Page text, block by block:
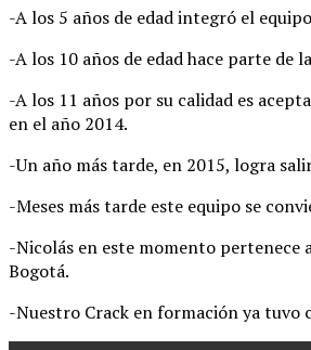
-A los 5 años de edad integró el
-A los 10 años de edad hace parte de
-A los 11 años por su calidad es
en el año 2014.
-Un año más tarde, en 2015, logra
-Meses más tarde este equipo se
-Nicolás en este momento pertenece
Bogotá.
-Nuestro Crack en formación ya